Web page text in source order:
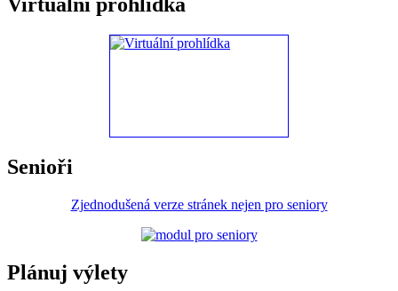
Virtuální prohlídka
Senioři
Zjednodušená verze stránek nejen pro seniory
Plánuj výlety